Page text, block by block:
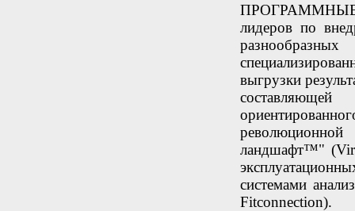
ПРОГРАММНЫЕ
лидеров по
выгрузки
ландшафт™"
системами
Fitconnection).